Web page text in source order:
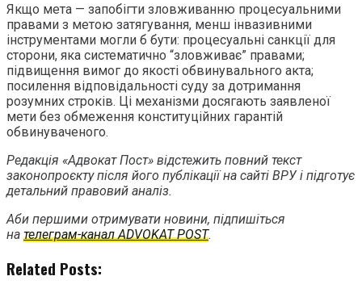
Якщо мета — запобігти зловживанню процесуальними
правами з метою затягування, менш інвазивними
інструментами могли б бути: процесуальні санкції для
сторони, яка систематично “зловживає” правами;
підвищення вимог до якості обвинувального акта;
посилення відповідальності суду за дотримання
розумних строків. Ці механізми досягають заявленої
мети без обмеження конституційних гарантій
обвинуваченого.
Редакція «Адвокат Пост» відстежить повний текст
законопроєкту після його публікації на сайті ВРУ і підготує
детальний правовий аналіз.
Аби першими отримувати новини, підпишіться
на телеграм-канал ADVOKAT POST.
Related Posts: